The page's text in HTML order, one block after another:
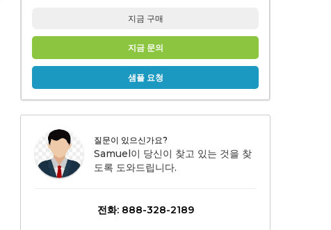
지금 구매
지금 문의
샘플 요청
질문이 있으신가요?
Samuel이 당신이 찾고 있는 것을 찾
도록 도와드립니다.
전화: 888-328-2189